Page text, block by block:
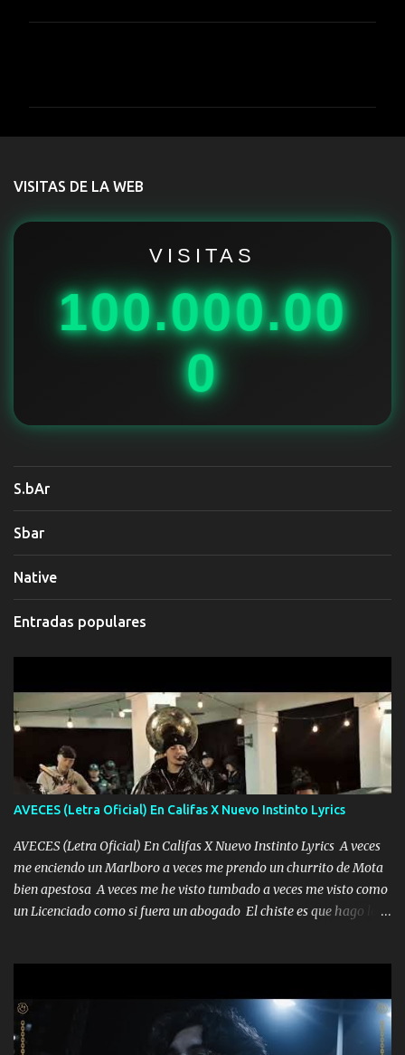
t
r
VISITAS DE LA WEB
VISITAS
100.000.00
0
S.bAr
Sbar
Native
Entradas populares
AVECES (Letra Oficial) En Califas X Nuevo Instinto Lyrics
AVECES (Letra Oficial) En Califas X Nuevo Instinto Lyrics A veces
me enciendo un Marlboro a veces me prendo un churrito de Mota
bien apestosa A veces me he visto tumbado a veces me visto como
un Licenciado como si fuera un abogado El chiste es que hago lo
corriente no quieren verte subir de level trucha mis plebes Música
A veces me pongo un sombrero a veces me ven la cachucha de lado
con la mirada siempre en alto A veces me fajó una super o a veces